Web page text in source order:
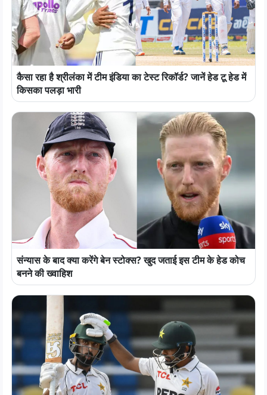
कैसा रहा है श्रीलंका में टीम इंडिया का टेस्ट रिकॉर्ड? जानें हेड टू हेड में
किसका पलड़ा भारी
संन्यास के बाद क्या करेंगे बेन स्टोक्स? खुद जताई इस टीम के हेड कोच
बनने की ख्वाहिश